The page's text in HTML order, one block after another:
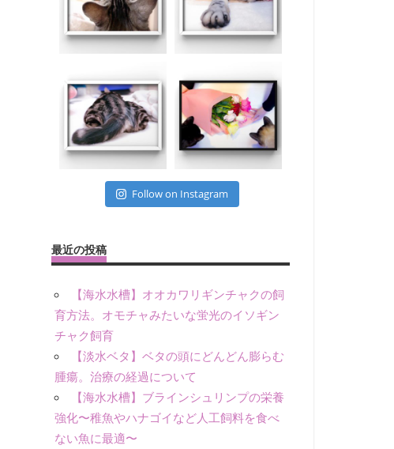
Follow on Instagram
最近の投稿
【海水水槽】オオカワリギンチャクの飼
育方法。オモチャみたいな蛍光のイソギン
チャク飼育
【淡水ベタ】ベタの頭にどんどん膨らむ
腫瘍。治療の経過について
【海水水槽】ブラインシュリンプの栄養
強化〜稚魚やハナゴイなど人工飼料を食べ
ない魚に最適〜